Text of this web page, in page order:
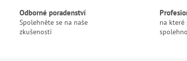
Odborné poradenství
Spolehněte se na naše
zkušenosti
na které